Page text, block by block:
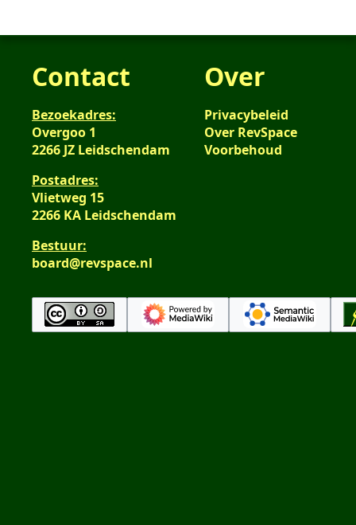
Contact
Bezoekadres:
Overgoo 1
2266 JZ Leidschendam
Postadres:
Vlietweg 15
2266 KA Leidschendam
Bestuur:
board@revspace.nl
Over
Privacybeleid
Over RevSpace
Voorbehoud